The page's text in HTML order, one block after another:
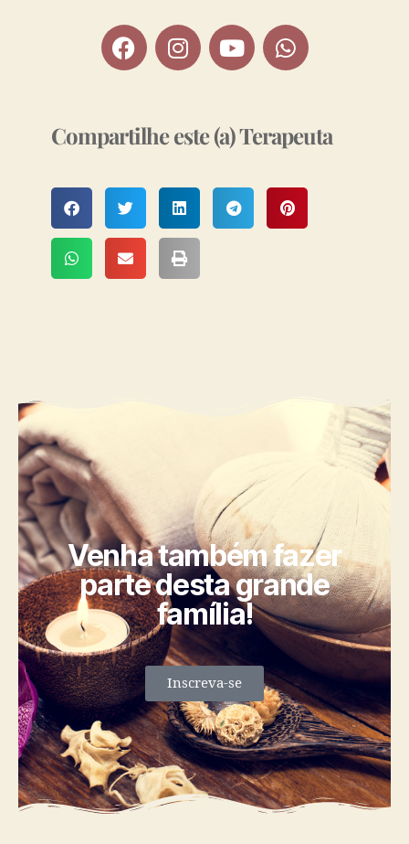
Compartilhe este (a) Terapeuta
Venha também fazer
parte desta grande
família!
Inscreva-se